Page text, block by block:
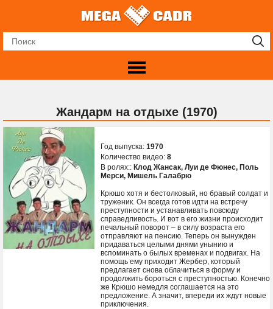
Жандарм на отдыхе (1970)
Год выпуска: 1970
Количество видео: 8
В ролях:: Клод Жансак, Луи де Фюнес, Поль
Мерси, Мишель Галабрю
Крюшо хотя и бестолковый, но бравый солдат и
труженик. Он всегда готов идти на встречу
преступности и устанавливать повсюду
справедливость. И вот в его жизни происходит
печальный поворот – в силу возраста его
отправляют на пенсию. Теперь он вынужден
придаваться целыми днями унынию и
вспоминать о былых временах и подвигах. На
помощь ему приходит Жербер, который
предлагает снова облачиться в форму и
продолжить бороться с преступностью. Конечно
же Крюшо немедля соглашается на это
предложение. А значит, впереди их ждут новые
приключения.